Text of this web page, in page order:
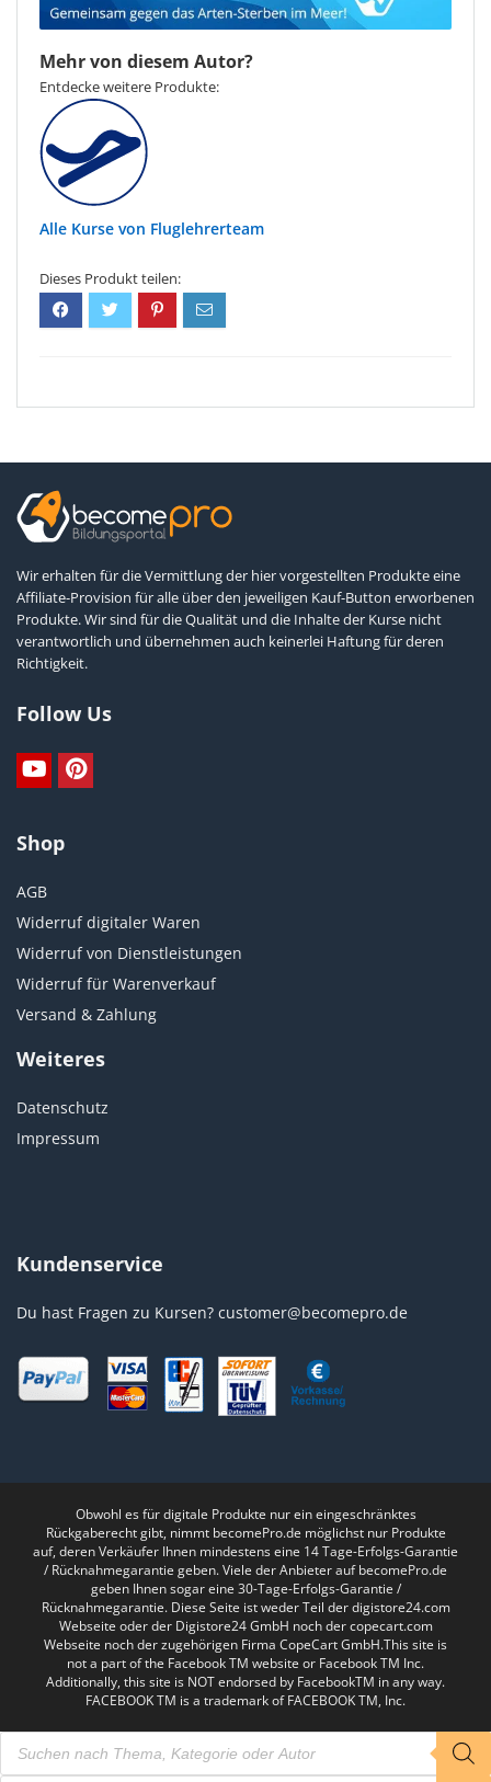
Mehr von diesem Autor?
Entdecke weitere Produkte:
Fluglehrerteam
Wir erhalten für die Vermittlung der hier vorgestellten Produkte eine
Affiliate-Provision für alle über den jeweiligen Kauf-Button erworbenen
Produkte. Wir sind für die Qualität und die Inhalte der Kurse nicht
verantwortlich und übernehmen auch keinerlei Haftung für deren
Richtigkeit.
Follow Us
Shop
AGB
Widerruf digitaler Waren
Widerruf von Dienstleistungen
Widerruf für Warenverkauf
Versand & Zahlung
Weiteres
Datenschutz
Impressum
Kundenservice
Du hast Fragen zu Kursen? customer@becomepro.de
Obwohl es für digitale Produkte nur ein eingeschränktes
Rückgaberecht gibt, nimmt becomePro.de möglichst nur Produkte
auf, deren Verkäufer Ihnen mindestens eine 14 Tage-Erfolgs-Garantie
/ Rücknahmegarantie geben. Viele der Anbieter auf becomePro.de
geben Ihnen sogar eine 30-Tage-Erfolgs-Garantie /
Rücknahmegarantie. Diese Seite ist weder Teil der digistore24.com
Webseite oder der Digistore24 GmbH noch der copecart.com
Webseite noch der zugehörigen Firma CopeCart GmbH.This site is
not a part of the Facebook TM website or Facebook TM Inc.
Additionally, this site is NOT endorsed by FacebookTM in any way.
FACEBOOK TM is a trademark of FACEBOOK TM, Inc.
Products
search